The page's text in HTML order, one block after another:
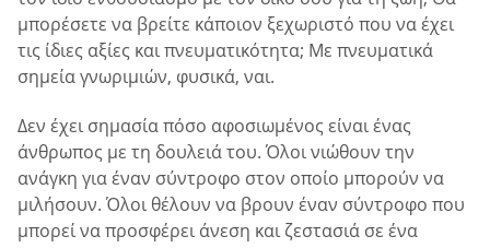
μπορέσετε να βρείτε κάποιον ξεχωριστό που να έχει
τις ίδιες αξίες και πνευματικότητα; Με πνευματικά
σημεία γνωριμιών, φυσικά, ναι.
Δεν έχει σημασία πόσο αφοσιωμένος είναι ένας
άνθρωπος με τη δουλειά του. Όλοι νιώθουν την
ανάγκη για έναν σύντροφο στον οποίο μπορούν να
μιλήσουν. Όλοι θέλουν να βρουν έναν σύντροφο που
μπορεί να προσφέρει άνεση και ζεστασιά σε ένα